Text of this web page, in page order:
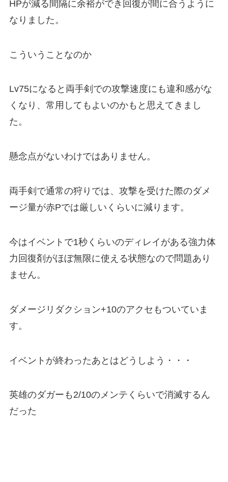
HPが減る間隔に余裕ができ回復が間に合うように
なりました。
こういうことなのか
Lv75になると両手剣での攻撃速度にも違和感がな
くなり、常用してもよいのかもと思えてきまし
た。
懸念点がないわけではありません。
両手剣で通常の狩りでは、攻撃を受けた際のダメ
ージ量が赤Pでは厳しいくらいに減ります。
今はイベントで1秒くらいのディレイがある強力体
力回復剤がほぼ無限に使える状態なので問題あり
ません。
ダメージリダクション+10のアクセもついていま
す。
イベントが終わったあとはどうしよう・・・
英雄のダガーも2/10のメンテくらいで消滅するん
だった